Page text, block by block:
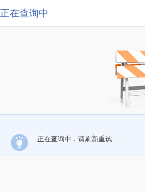
正在查询中
正在查询中，请刷新重试